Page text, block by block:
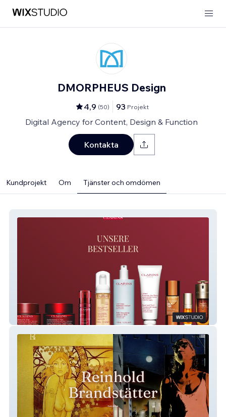
DMORPHEUS Design
4,9 (50) 93 Projekt
Digital Agency for Content, Design & Function
Kontakta
Kundprojekt Om Tjänster och omdömen
Clarins Bestseller